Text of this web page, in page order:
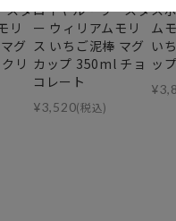
スタ
リ
グ
リ
ロイヤル・ウースタ
ー ウィリアムモリ
ス いちご泥棒 マグ
カップ 350ml チョ
コレート
¥3,520(税込)
ス
ム
い
ッ
¥